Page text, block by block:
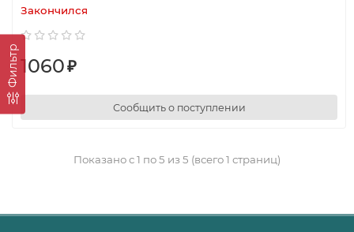
Фильтр
Закончился
1060₽
Сообщить о поступлении
Показано с 1 по 5 из 5 (всего 1 страниц)